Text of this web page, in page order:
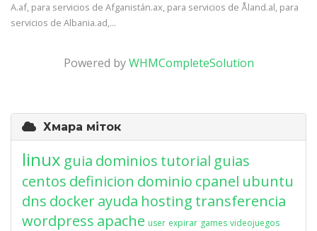
A.af, para servicios de Afganistán.ax, para servicios de Åland.al, para
servicios de Albania.ad,...
Powered byWHMCompleteSolution
Хмара міток
linux guia dominios tutorial guias
centos definicion dominio cpanel ubuntu
dns dockerayuda hosting transferencia
wordpress apache user expirar games videojuegos